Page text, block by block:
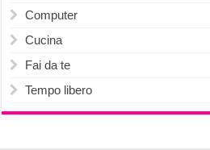
Computer
Cucina
Fai da te
Tempo libero